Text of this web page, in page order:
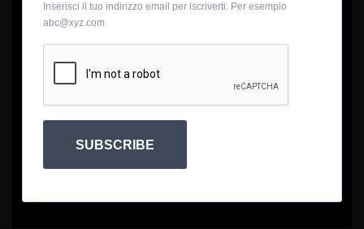
Inserisci il tuo indirizzo email per iscriverti. Per esempio
abc@xyz.com
SUBSCRIBE